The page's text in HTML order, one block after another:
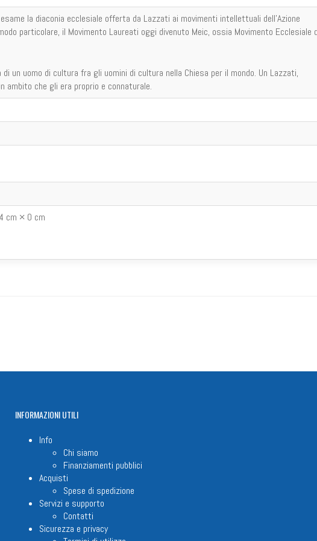
la diaconia ecclesiale offerta da Lazzati ai movimenti intellettuali dell'Azione
particolare, il Movimento Laureati oggi divenuto Meic, ossia Movimento Ecclesiale
di un uomo di cultura fra gli uomini di cultura nella Chiesa per il mondo. Un Lazzati,
ambito che gli era proprio e connaturale.
cm × 0 cm
INFORMAZIONIUTILI
Info
Chi siamo
Finanziamenti pubblici
Acquisti
Spese di spedizione
Servizi e supporto
Contatti
Sicurezza e privacy